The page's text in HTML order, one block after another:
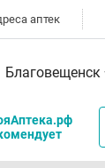
аптек
Благовещенск